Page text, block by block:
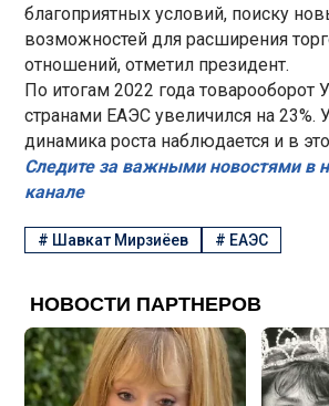
благоприятных условий, поиску
возможностей для расширения
отношений, отметил президент.
По итогам 2022 года товарооборот
странами ЕАЭС увеличился на 23%.
динамика роста наблюдается и в
Следите за важными новостями в
канале
# Шавкат Мирзиёев # ЕАЭС